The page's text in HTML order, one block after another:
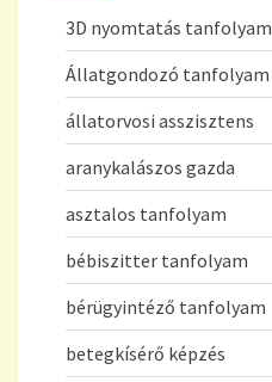
3D nyomtatás tanfolyam
Állatgondozó tanfolyam
állatorvosi asszisztens
aranykalászos gazda
asztalos tanfolyam
bébiszitter tanfolyam
bérügyintéző tanfolyam
betegkísérő képzés